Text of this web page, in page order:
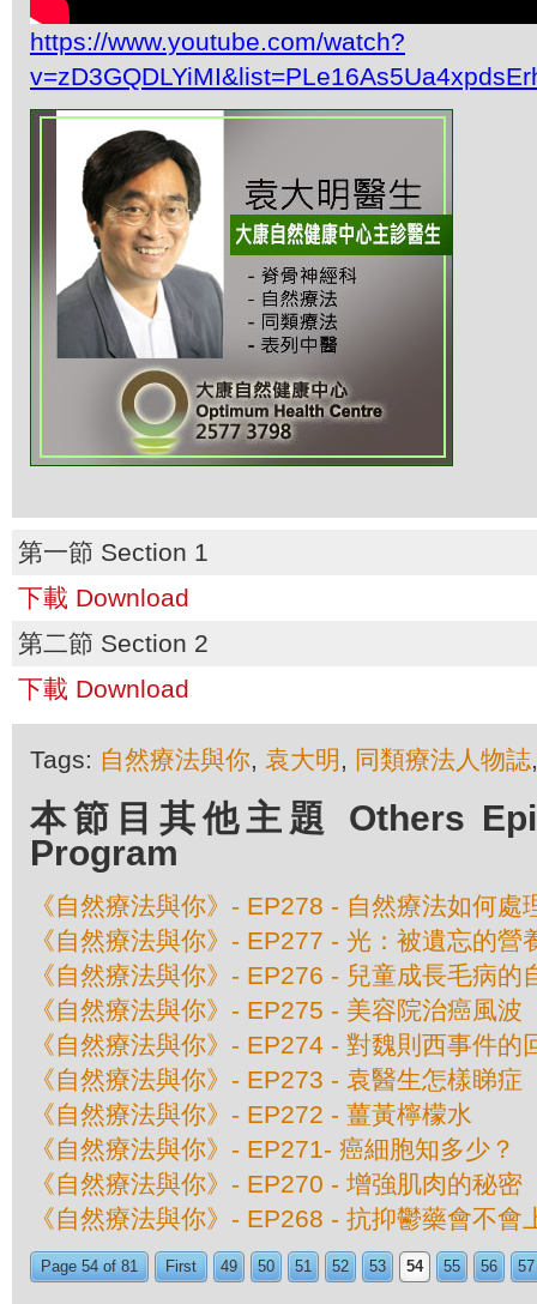
https://www.youtube.com/watch?
第一節 Section 1
下載 Download
第二節 Section 2
下載 Download
Tags: 自然療法與你, 袁大明 , 同類療法人物誌
本節目其他主題 Others
Program
《自然療法與你》- EP278 - 自然療法如何處
《自然療法與你》- EP277 - 光：被遺忘的營
《自然療法與你》- EP276 - 兒童成長毛病的
《自然療法與你》- EP275 - 美容院治癌風波
《自然療法與你》- EP274 - 對魏則西事件的
《自然療法與你》- EP273 - 袁醫生怎樣睇症
《自然療法與你》- EP272 - 薑黃檸檬水
《自然療法與你》- EP271- 癌細胞知多少？
《自然療法與你》- EP270 - 增強肌肉的秘密
《自然療法與你》- EP268 - 抗抑鬱藥會不會
Page 54 of 81 First 49 50 51 52 53 54 55 56 57